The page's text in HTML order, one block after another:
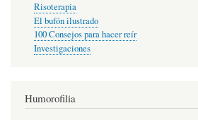
Risoterapia
El bufón ilustrado
100 Consejos para hacer reír
Investigaciones
Humorofilia